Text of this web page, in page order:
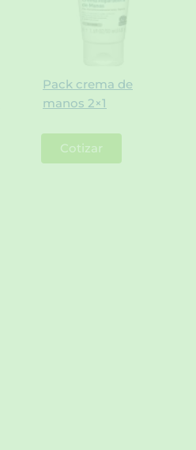
Pack crema de
manos 2×1
Cotizar